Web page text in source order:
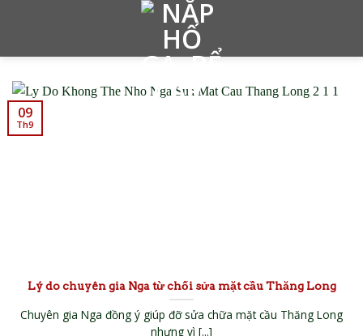
Lý do chuyên gia Nga từ chối sửa mặt cầu Thăng Long
Chuyên gia Nga đồng ý giúp đỡ sửa chữa mặt cầu Thăng Long
nhưng vì [...]
09
Th9